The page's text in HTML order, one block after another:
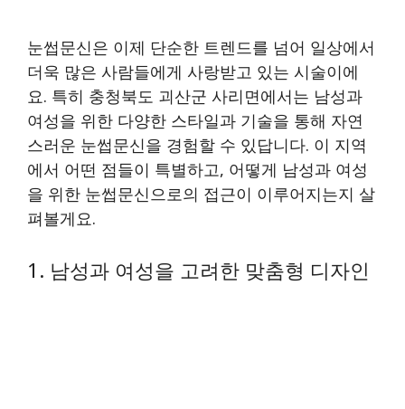
눈썹문신은 이제 단순한 트렌드를 넘어 일상에서
더욱 많은 사람들에게 사랑받고 있는 시술이에
요. 특히 충청북도 괴산군 사리면에서는 남성과
여성을 위한 다양한 스타일과 기술을 통해 자연
스러운 눈썹문신을 경험할 수 있답니다. 이 지역
에서 어떤 점들이 특별하고, 어떻게 남성과 여성
을 위한 눈썹문신으로의 접근이 이루어지는지 살
펴볼게요.
1. 남성과 여성을 고려한 맞춤형 디자인